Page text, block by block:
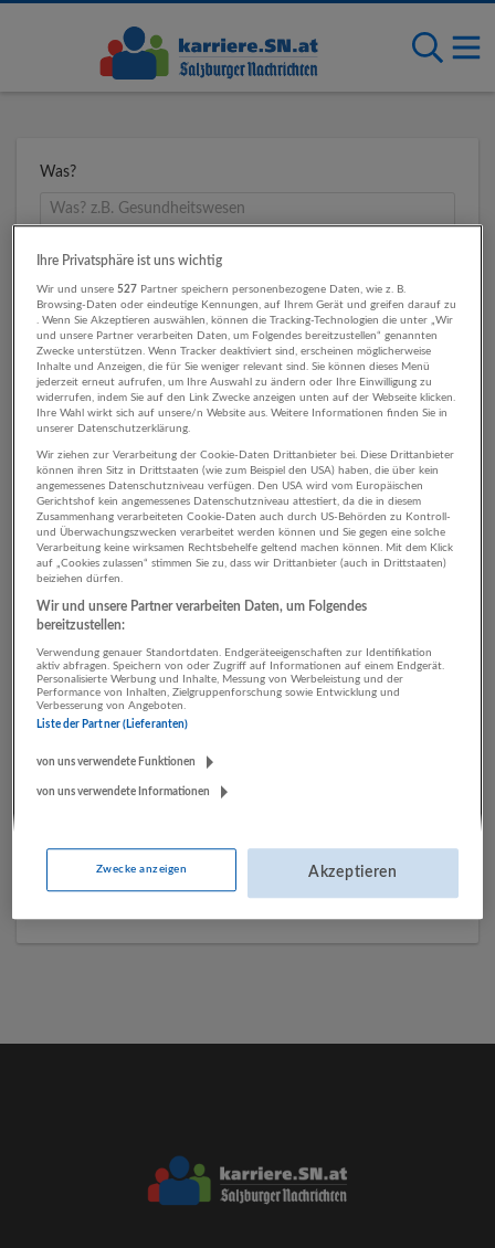
Was?
Wo?
Umkreis
1 Geschäftsführung, Leitung
Biologie / Pharmazie
Ihre Privatsphäre ist uns wichtig
Wir und unsere 527 Partner speichern personenbezogene Daten, wie z. B.
Browsing-Daten oder eindeutige Kennungen, auf Ihrem Gerät und greifen darauf zu
. Wenn Sie Akzeptieren auswählen, können die Tracking-Technologien die unter „Wir
und unsere Partner verarbeiten Daten, um Folgendes bereitzustellen“ genannten
Zwecke unterstützen. Wenn Tracker deaktiviert sind, erscheinen möglicherweise
Inhalte und Anzeigen, die für Sie weniger relevant sind. Sie können dieses Menü
jederzeit erneut aufrufen, um Ihre Auswahl zu ändern oder Ihre Einwilligung zu
widerrufen, indem Sie auf den Link Zwecke anzeigen unten auf der Webseite klicken.
Ihre Wahl wirkt sich auf unsere/n Website aus. Weitere Informationen finden Sie in
unserer Datenschutzerklärung.
Wir ziehen zur Verarbeitung der Cookie-Daten Drittanbieter bei. Diese Drittanbieter
können ihren Sitz in Drittstaaten (wie zum Beispiel den USA) haben, die über kein
angemessenes Datenschutzniveau verfügen. Den USA wird vom Europäischen
Gerichtshof kein angemessenes Datenschutzniveau attestiert, da die in diesem
Zusammenhang verarbeiteten Cookie-Daten auch durch US-Behörden zu Kontroll-
und Überwachungszwecken verarbeitet werden können und Sie gegen eine solche
Verarbeitung keine wirksamen Rechtsbehelfe geltend machen können. Mit dem Klick
auf „Cookies zulassen“ stimmen Sie zu, dass wir Drittanbieter (auch in Drittstaaten)
beiziehen dürfen.
Wir und unsere Partner verarbeiten Daten, um Folgendes
bereitzustellen:
Verwendung genauer Standortdaten. Endgeräteeigenschaften zur Identifikation
aktiv abfragen. Speichern von oder Zugriff auf Informationen auf einem Endgerät.
Personalisierte Werbung und Inhalte, Messung von Werbeleistung und der
Performance von Inhalten, Zielgruppenforschung sowie Entwicklung und
Verbesserung von Angeboten.
Liste der Partner (Lieferanten)
von uns verwendete Funktionen
von uns verwendete Informationen
Zwecke anzeigen Akzeptieren